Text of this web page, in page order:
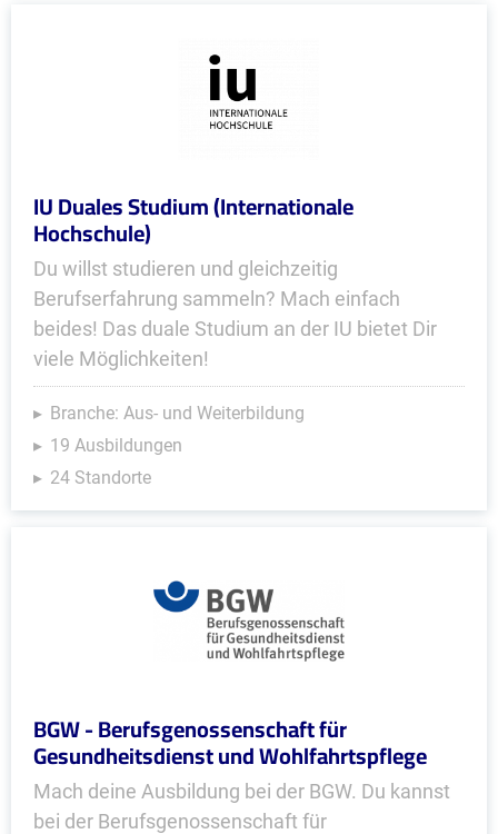
IU Duales Studium (Internationale
Hochschule)
Du willst studieren und gleichzeitig
Berufserfahrung sammeln? Mach einfach
beides! Das duale Studium an der IU bietet Dir
viele Möglichkeiten!
Branche: Aus- und Weiterbildung
19 Ausbildungen
24 Standorte
BGW - Berufsgenossenschaft für
Gesundheitsdienst und Wohlfahrtspflege
Mach deine Ausbildung bei der BGW. Du kannst
bei der Berufsgenossenschaft für